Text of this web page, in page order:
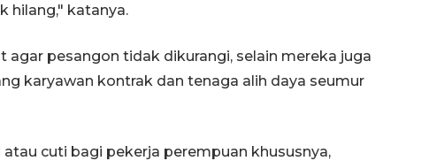
hilang," katanya.
agar pesangon tidak dikurangi, selain mereka juga
karyawan kontrak dan tenaga alih daya seumur
cuti bagi pekerja perempuan khususnya,